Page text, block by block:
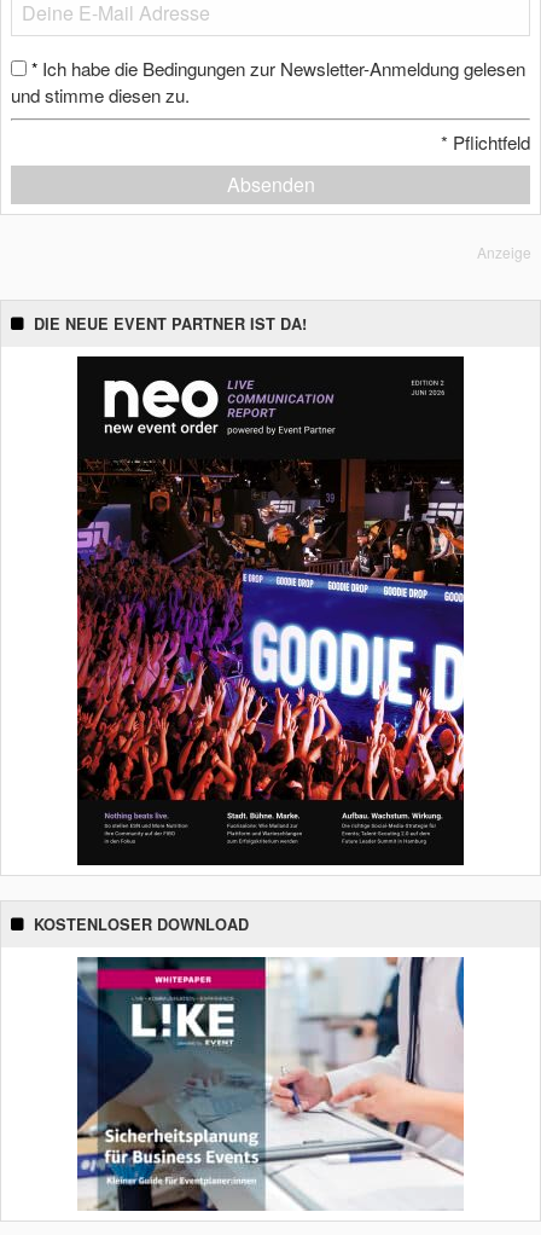
* Ich habe die Bedingungen zur Newsletter-Anmeldung gelesen
und stimme diesen zu.
* Pflichtfeld
Absenden
Anzeige
DIE NEUE EVENT PARTNER IST DA!
KOSTENLOSER DOWNLOAD